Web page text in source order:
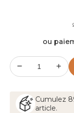
ou
Cumulez
article.